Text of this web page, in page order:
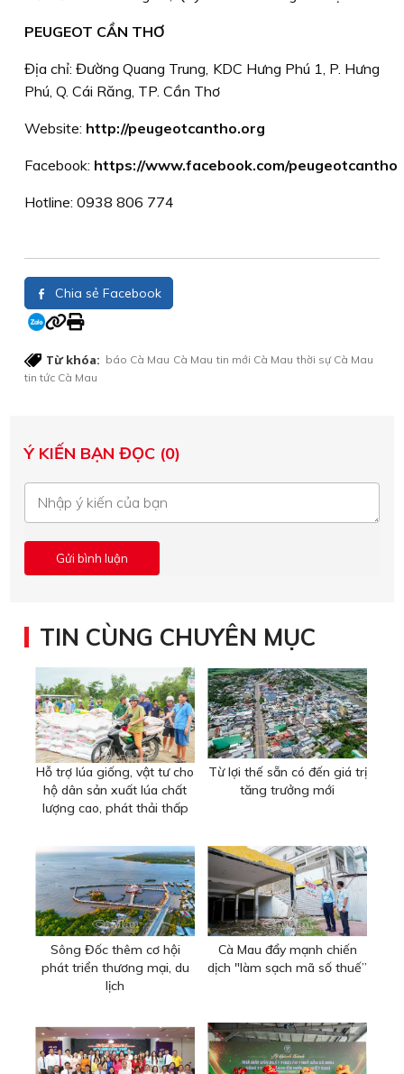
PEUGEOT CẦN THƠ
Địa chỉ: Đường Quang Trung, KDC Hưng Phú 1, P. Hưng
Phú, Q. Cái Răng, TP. Cần Thơ
Website: http://peugeotcantho.org
Facebook: https://www.facebook.com/peugeotcantho
Hotline: 0938 806 774
Chia sẻ Facebook
Từ khóa: báo Cà Mau Cà Mau tin mới Cà Mau thời sự Cà Mau
tin tức Cà Mau
Ý KIẾN BẠN ĐỌC (0)
TIN CÙNG CHUYÊN MỤC
Hỗ trợ lúa giống, vật tư cho
hộ dân sản xuất lúa chất
lượng cao, phát thải thấp
Từ lợi thế sẵn có đến giá trị
tăng trưởng mới
Sông Đốc thêm cơ hội
phát triển thương mại, du
lịch
Cà Mau đẩy mạnh chiến
dịch "làm sạch mã số thuế”